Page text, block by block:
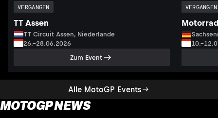
Alle MotoGP Events
VERGANGEN
TT Assen
TT Circuit Assen, Niederlande
26.–28.06.2026
Zum Event
VERGANGEN
MOTOGP NEWS